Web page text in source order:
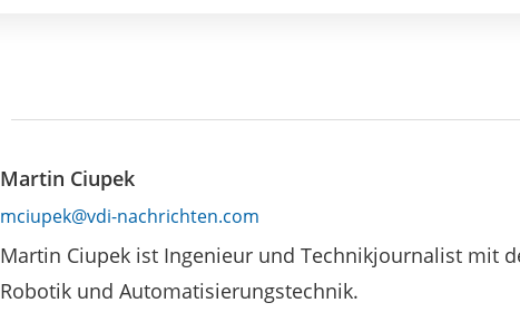
Martin Ciupek
mciupek@vdi-nachrichten.com
Martin Ciupek ist Ingenieur und Technikjournalist mit
Robotik und Automatisierungstechnik.